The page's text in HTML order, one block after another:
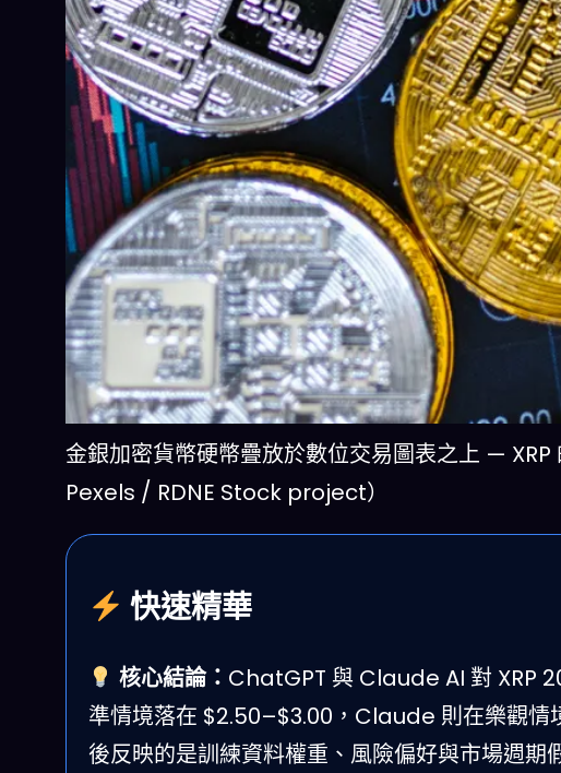
金銀加密貨幣硬幣疊放於數位交易圖表之上 —
Pexels / RDNE Stock project）
快速精華
核心結論： ChatGPT 與 Claude AI 對 XRP
準情境落在 $2.50–$3.00，Claude 則在樂觀情
後反映的是訓練資料權重、風險偏好與市場週期